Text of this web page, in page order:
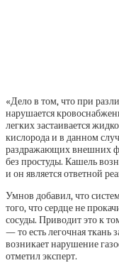
«Дело в том, что при
нарушается
легких застаивается
кислорода и в данном
раздражающих внешних
без простуды. Кашель
и он является ответной
Умнов добавил, что
того, что сердце не
сосуды. Приводит это к
— то есть легочная ткань
возникает нарушение
отметил эксперт.